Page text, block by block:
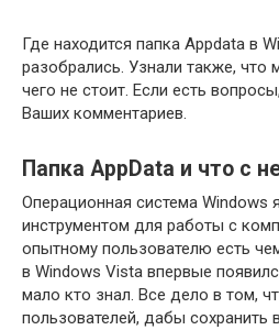
Где находится папка Appdata в
разобрались. Узнали также, что
чего не стоит. Если есть
Ваших комментариев.
Папка AppData и что с
Операционная система
инструментом для работы с
опытному пользователю есть
в Windows Vista впервые
мало кто знал. Все дело в том,
пользователей, дабы сохранить